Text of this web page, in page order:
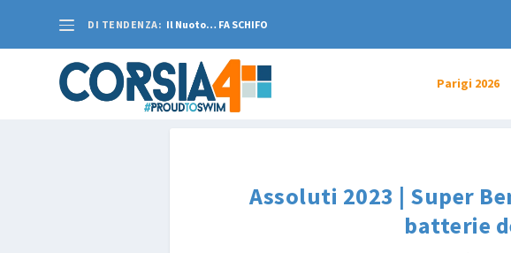
DI TENDENZA: Il Nuoto… FA SCHIFO
Parigi 2026
Assoluti 2023 | Super
batterie